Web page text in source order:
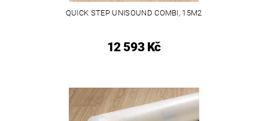
QUICK STEP UNISOUND COMBI, 15M2
12 593 Kč